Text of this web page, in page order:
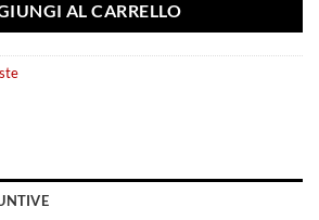
AL CARRELLO